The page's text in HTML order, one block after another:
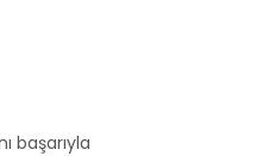
başarıyla